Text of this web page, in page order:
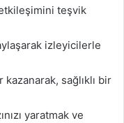
etkileşimini teşvik
izleyicilerle
sağlıklı bir
yaratmak ve